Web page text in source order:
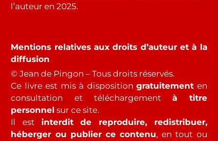
l’auteur en 2025.
Mentions relatives aux droits d’auteur et à la
diffusion
© Jean de Pingon – Tous droits réservés.
Ce livre est mis à dispositiongratuitement en
consultation et téléchargementà titre
personnel sur ce site.
Il est interdit de reproduire, redistribuer,
héberger ou publier ce contenu, en tout ou